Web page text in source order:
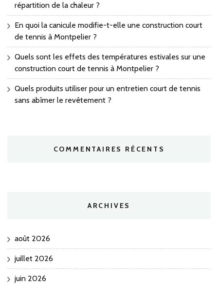
répartition de la chaleur ?
En quoi la canicule modifie-t-elle une construction court
de tennis à Montpelier ?
Quels sont les effets des températures estivales sur une
construction court de tennis à Montpelier ?
Quels produits utiliser pour un entretien court de tennis
sans abîmer le revêtement ?
COMMENTAIRES RÉCENTS
ARCHIVES
août 2026
juillet 2026
juin 2026